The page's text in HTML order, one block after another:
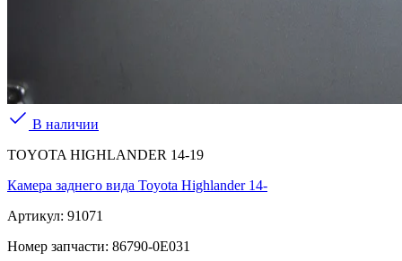
В наличии
TOYOTA HIGHLANDER 14-19
Камера заднего вида Toyota Highlander 14-
Артикул: 91071
Номер запчасти: 86790-0E031